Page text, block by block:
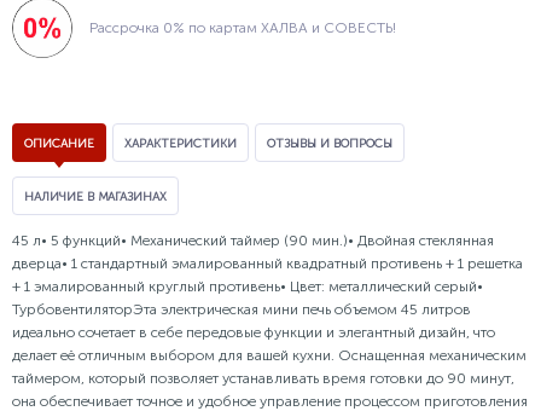
Рассрочка 0% по картам ХАЛВА и СОВЕСТЬ!
ОПИСАНИЕ ХАРАКТЕРИСТИКИ ОТЗЫВЫ И ВОПРОСЫ
НАЛИЧИЕ В МАГАЗИНАХ
45 л• 5 функций• Механический таймер (90 мин.)• Двойная стеклянная
дверца• 1 стандартный эмалированный квадратный противень + 1 решетка
+ 1 эмалированный круглый противень• Цвет: металлический серый•
ТурбовентиляторЭта электрическая мини печь объемом 45 литров
идеально сочетает в себе передовые функции и элегантный дизайн, что
делает её отличным выбором для вашей кухни. Оснащенная механическим
таймером, который позволяет устанавливать время готовки до 90 минут,
она обеспечивает точное и удобное управление процессом приготовления